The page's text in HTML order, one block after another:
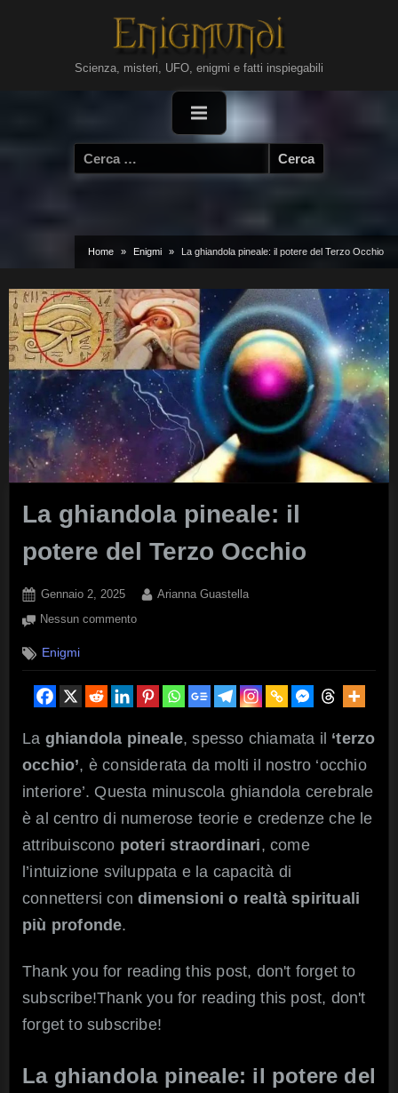
Scienza, misteri, UFO, enigmi e fatti inspiegabili
Ricerca
per:
Home Enigmi La ghiandola pineale: il potere del Terzo Occhio
La ghiandola pineale: il
potere del Terzo Occhio
Posted
on
Gennaio 2, 2025 By
Arianna Guastella
Nessun commentosu
pineale:
potere
del
Occhio
Enigmi
La ghiandola pineale, spesso chiamata il ‘terzo
occhio’, è considerata da molti il nostro ‘occhio
interiore’. Questa minuscola ghiandola cerebrale
è al centro di numerose teorie e credenze che le
attribuiscono poteri straordinari, come
l’intuizione sviluppata e la capacità di
connettersi condimensioni o realtà spirituali
più profonde.
Thank you for reading this post, don't forget to
subscribe!Thank you for reading this post, don't
forget to subscribe!
La ghiandola pineale: il potere del